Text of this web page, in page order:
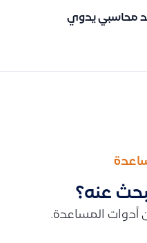
محاسبي يدوي
عنه؟
أدوات المساعدة.